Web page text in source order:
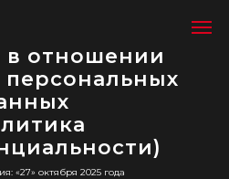
в отношении
«27» октября 2025 года